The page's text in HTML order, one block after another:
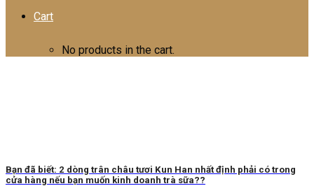
Cart
No products in the cart.
Bạn đã biết: 2 dòng trân châu tươi Kun Han nhất định phải có trong
cửa hàng nếu bạn muốn kinh doanh trà sữa??